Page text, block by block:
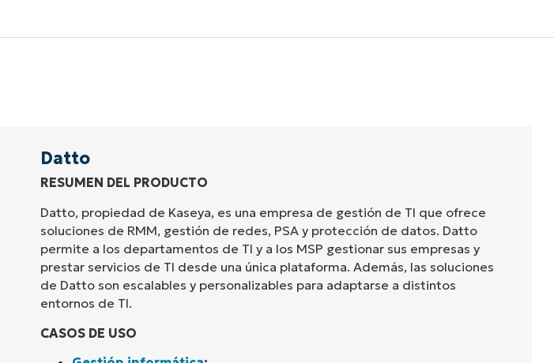
Datto
RESUMEN DEL PRODUCTO
Datto, propiedad de Kaseya, es una empresa de gestión de TI que ofrece
soluciones de RMM, gestión de redes, PSA y protección de datos. Datto
permite a los departamentos de TI y a los MSP gestionar sus empresas y
prestar servicios de TI desde una única plataforma. Además, las soluciones
de Datto son escalables y personalizables para adaptarse a distintos
entornos de TI.
CASOS DE USO
Company